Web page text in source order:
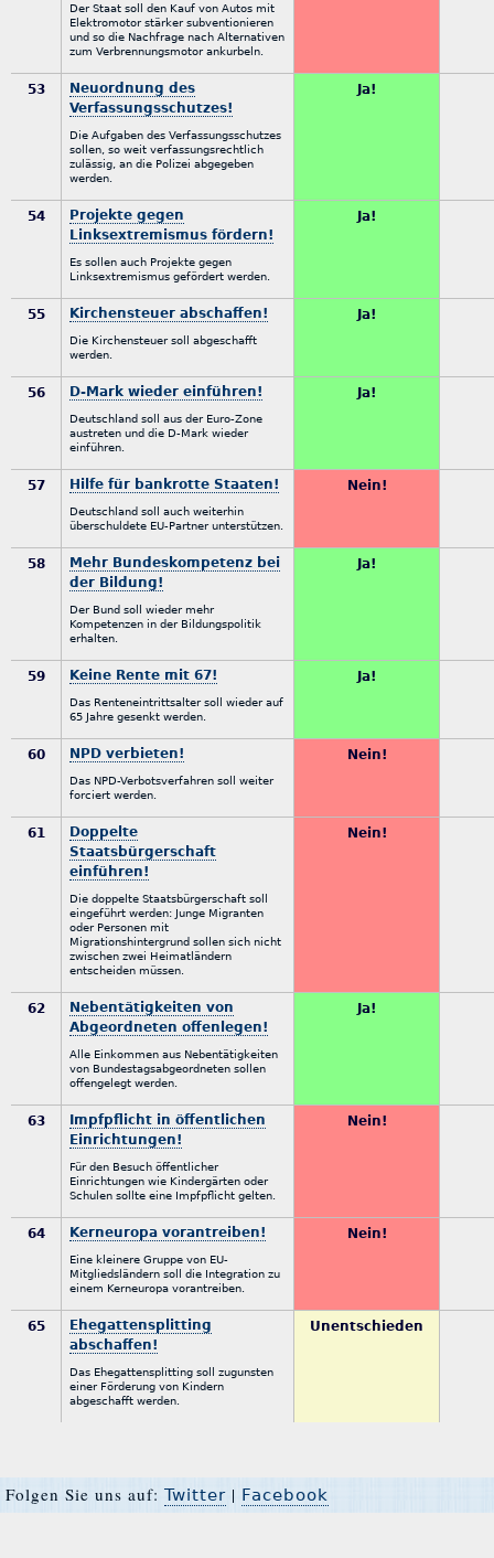
Der Staat soll den Kauf von Autos mit
Elektromotor stärker subventionieren
und so die Nachfrage nach Alternativen
zum Verbrennungsmotor ankurbeln.
53
Neuordnung des
Verfassungsschutzes!
Die Aufgaben des Verfassungsschutzes
sollen, so weit verfassungsrechtlich
zulässig, an die Polizei abgegeben
werden.
Ja!
54
Projekte gegen
Linksextremismus fördern!
Es sollen auch Projekte gegen
Linksextremismus gefördert werden.
Ja!
55 Kirchensteuer abschaffen!
Die Kirchensteuer soll abgeschafft
werden.
Ja!
56 D-Mark wieder einführen!
Deutschland soll aus der Euro-Zone
austreten und die D-Mark wieder
einführen.
Ja!
57 Hilfe für bankrotte Staaten!
Deutschland soll auch weiterhin
überschuldete EU-Partner unterstützen.
Nein!
58
Mehr Bundeskompetenz bei
der Bildung!
Der Bund soll wieder mehr
Kompetenzen in der Bildungspolitik
erhalten.
Ja!
59 Keine Rente mit 67!
Das Renteneintrittsalter soll wieder auf
65 Jahre gesenkt werden.
Ja!
60 NPD verbieten!
Das NPD-Verbotsverfahren soll weiter
forciert werden.
Nein!
61
Doppelte
Staatsbürgerschaft
einführen!
Die doppelte Staatsbürgerschaft soll
eingeführt werden: Junge Migranten
oder Personen mit
Migrationshintergrund sollen sich nicht
zwischen zwei Heimatländern
entscheiden müssen.
Nein!
62
Nebentätigkeiten von
Abgeordneten offenlegen!
Alle Einkommen aus Nebentätigkeiten
von Bundestagsabgeordneten sollen
offengelegt werden.
Ja!
63
Impfpflicht in öffentlichen
Einrichtungen!
Für den Besuch öffentlicher
Einrichtungen wie Kindergärten oder
Schulen sollte eine Impfpflicht gelten.
Nein!
64 Kerneuropa vorantreiben!
Eine kleinere Gruppe von EU-
Mitgliedsländern soll die Integration zu
einem Kerneuropa vorantreiben.
Nein!
65
Ehegattensplitting
abschaffen!
Das Ehegattensplitting soll zugunsten
einer Förderung von Kindern
abgeschafft werden.
Unentschieden
Folgen Sie uns auf: Twitter | Facebook